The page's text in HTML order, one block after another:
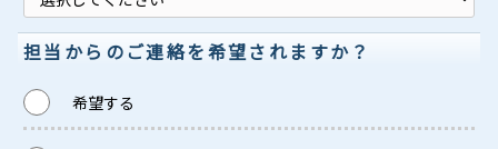
担当からのご連絡を希望されますか？
希望する